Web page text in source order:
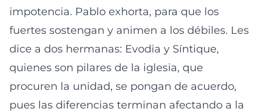
impotencia. Pablo exhorta, para que los
fuertes sostengan y animen a los débiles. Les
dice a dos hermanas: Evodia y Síntique,
quienes son pilares de la iglesia, que
procuren la unidad, se pongan de acuerdo,
pues las diferencias terminan afectando a la